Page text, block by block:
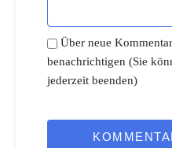
Über neue
benachrichtigen (Sie
jederzeit beenden)